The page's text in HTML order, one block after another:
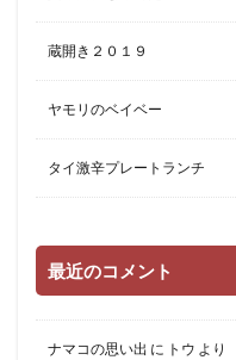
蔵開き２０１９
ヤモリのベイベー
タイ激辛プレートランチ
最近のコメント
ナマコの思い出 に トウ より